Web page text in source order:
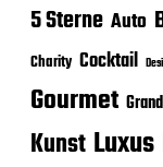
5 Sterne Auto
Charity Cocktail
Gourmet
Kunst Luxus